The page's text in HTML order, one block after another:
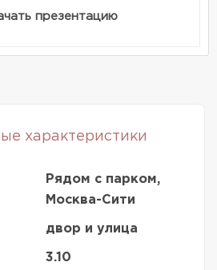
презентацию
характеристики
Рядом с парком,
Москва-Сити
двор и улица
3.10